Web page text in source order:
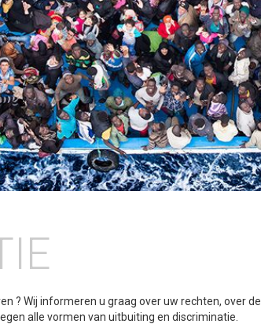
? Wij informeren u graag over uw rechten, over de
alle vormen van uitbuiting en discriminatie.